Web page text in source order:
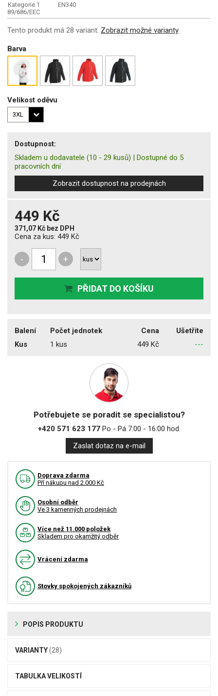
Kategorie 1
89/686/EEC
EN340
Tento produkt má 28 variant. Zobrazit možné varianty
Barva
Velikost oděvu
Dostupnost:
Skladem u dodavatele (10 - 29 kusů) | Dostupné do 5
pracovních dní
Zobrazit dostupnost na prodejnách
449 Kč
371,07 Kč bez DPH
Cena za kus: 449 Kč
- +
PŘIDAT DO KOŠÍKU
Balení Počet jednotek Cena
Ušetříte
Kus
1 kus 449 Kč ---
Potřebujete se poradit se specialistou?
+420 571 623 177Po - Pá 7:00 - 16:00 hod.
Zaslat dotaz na e-mail
Doprava zdarma
Pří nákupu nad 2.000 Kč
Osobní odběr
Ve 3 kamenných prodejnách
Více než 11.000 položek
Skladem pro okamžitý odběr
Vrácení zdarma
Stovky spokojených zákazníků
POPIS PRODUKTU
VARIANTY(28)
TABULKA VELIKOSTÍ